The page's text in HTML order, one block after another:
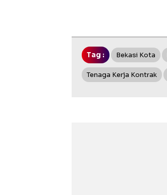
Tag : Bekasi Kota
Tenaga Kerja Kontrak